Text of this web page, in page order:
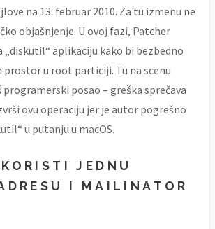
na 13. februar 2010. Za tu izmenu ne
objašnjenje. U ovoj fazi, Patcher
„diskutil“ aplikaciju kako bi bezbedno
u root particiji. Tu na scenu
posao – greška sprečava
ovu operaciju jer je autor pogrešno
u putanju u macOS.
JEDNU
I MAILINATOR